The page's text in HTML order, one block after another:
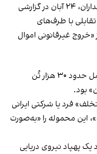
خبرگزاری فارس، وابسته به سپاه پاسداران، ۲۴ آبان در گزارشی
با طرف‌های
غیرقانونی اموال
فارس افزود محموله توقیف‌شده شامل حدود ۳۰ هزار تُن
بود.
فرد یا شرکتی ایرانی
این محموله را «به‌صورت
پهپاد نیروی دریایی